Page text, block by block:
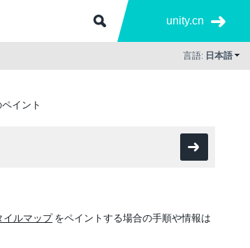
unity.cn
言語: 日本語
イント
イルマップをペイントする場合の手順や情報は